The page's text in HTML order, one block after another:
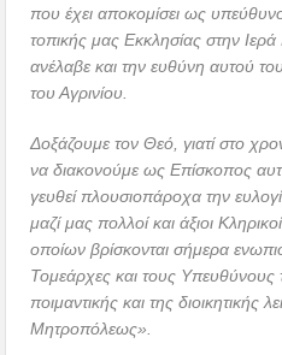
που έχει αποκομίσει ως
τοπικής μας Εκκλησίας στην
ανέλαβε και την ευθύνη αυτού
του Αγρινίου.
Δοξάζουμε τον Θεό, γιατί στο
να διακονούμε ως Επίσκοπος
γευθεί πλουσιοπάροχα την
μαζί μας πολλοί και άξιοι
οποίων βρίσκονται σήμερα
Τομεάρχες και τους
ποιμαντικής και της διοικητικής
Μητροπόλεως».